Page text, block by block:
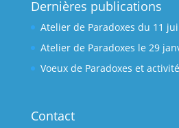
Dernières publications
Atelier de Paradoxes du 11
Atelier de Paradoxes le 29
Voeux de Paradoxes et
Contact